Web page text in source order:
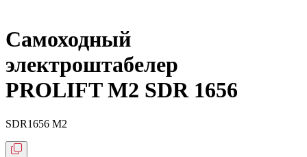
Самоходный
электроштабелер
PROLIFT M2 SDR 1656
SDR1656 M2